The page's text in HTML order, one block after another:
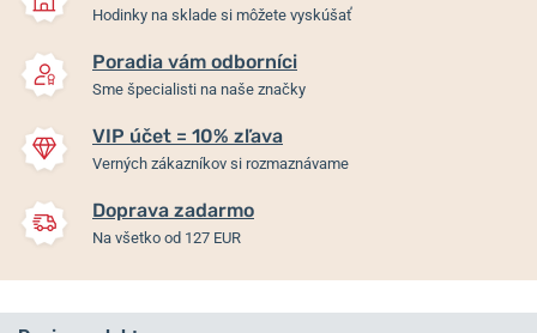
Hodinky na sklade si môžete vyskúšať
Poradia vám odborníci
Sme špecialisti na naše značky
VIP účet = 10% zľava
Verných zákazníkov si rozmaznávame
Doprava zadarmo
Na všetko od 127 EUR